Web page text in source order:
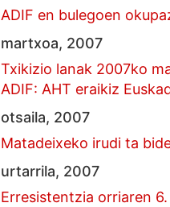
ADIF en bulegoen
martxoa, 2007
Txikizio lanak 2007ko
ADIF: AHT eraikiz
otsaila, 2007
Matadeixeko irudi ta
urtarrila, 2007
Erresistentzia orriaren